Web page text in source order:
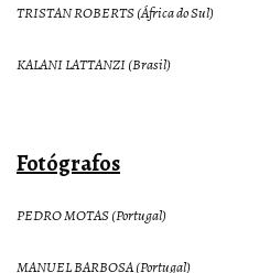
TRISTAN ROBERTS (África do Sul)
KALANI LATTANZI (Brasil)
Fotógrafos
PEDRO MOTAS (Portugal)
MANUEL BARBOSA (Portugal)